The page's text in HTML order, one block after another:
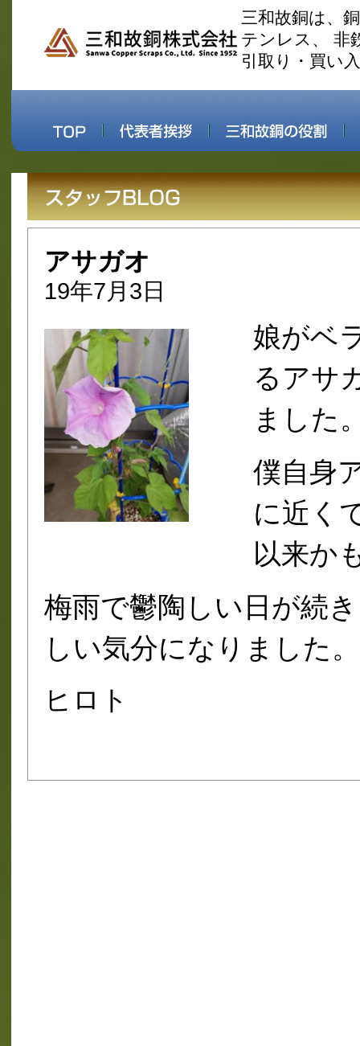
三和故銅は、
テンレス、 非
引取り・買い
アサガオ
19年7月3日
娘がベ
るアサ
ました
僕自身
に近く
以来か
梅雨で鬱陶しい日が続
しい気分になりました。
ヒロト